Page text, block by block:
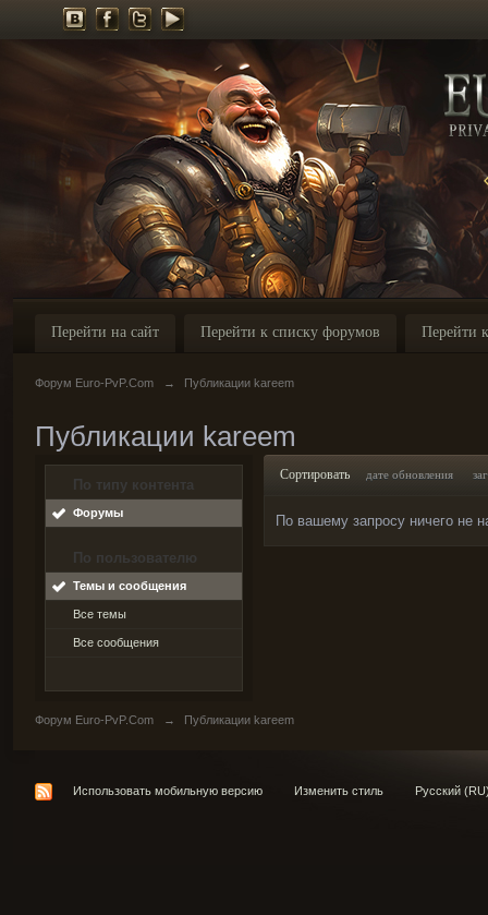
Перейти на сайт Перейти к списку форумов Перейти
Форум Euro-PvP.Com → Публикации kareem
Публикации kareem
По типу контента
Форумы
По пользователю
Темы и сообщения
Все темы
Все сообщения
Сортировать дате обновления
По вашему запросу ничего не
Форум Euro-PvP.Com → Публикации kareem
Использовать мобильную версию Изменить стиль Русский